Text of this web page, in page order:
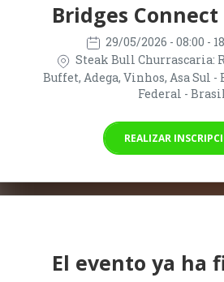
Bridges
29/05/2026 - 08:00 -
Steak Bull Churrascaria:
Buffet, Adega, Vinhos, Asa Sul
Federal - Brasil
REALIZAR
El evento ya ha